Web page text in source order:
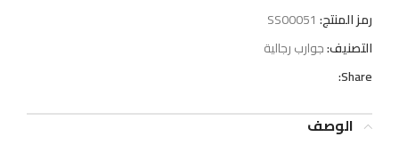
رمز المنتج: SS00051
التصنيف:جوارب رجالية
Share:
الوصف